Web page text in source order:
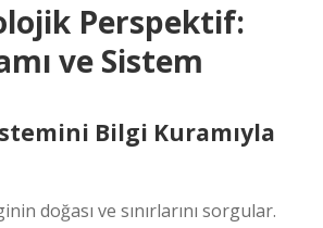
Perspektif:
ve Sistem
Bilgi Kuramıyla
doğası ve sınırlarını sorgular.